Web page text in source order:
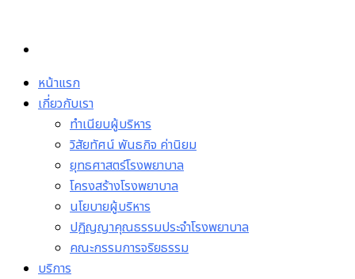
content
หน้าแรก
เกี่ยวกับเรา
ทำเนียบผู้บริหาร
วิสัยทัศน์ พันธกิจ ค่านิยม
ยุทธศาสตร์โรงพยาบาล
โครงสร้างโรงพยาบาล
นโยบายผู้บริหาร
ปฏิญญาคุณธรรมประจำโรงพยาบาล
คณะกรรมการจริยธรรม
บริการ